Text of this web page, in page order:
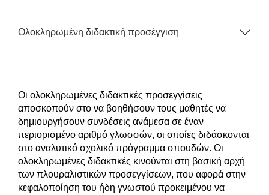
Ολοκληρωμένη διδακτική προσέγγιση
Οι ολοκληρωμένες διδακτικές προσεγγίσεις
αποσκοπούν στο να βοηθήσουν τους μαθητές να
δημιουργήσουν συνδέσεις ανάμεσα σε έναν
περιορισμένο αριθμό γλωσσών, οι οποίες διδάσκονται
στο αναλυτικό σχολικό πρόγραμμα σπουδών. Οι
ολοκληρωμένες διδακτικές κινούνται στη βασική αρχή
των πλουραλιστικών προσεγγίσεων, που αφορά στην
κεφαλοποίηση του ήδη γνωστού προκειμένου να